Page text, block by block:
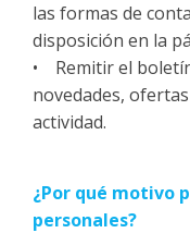
las formas de
disposición en la
• Remitir el
novedades,
actividad.
¿Por qué motivo
personales?